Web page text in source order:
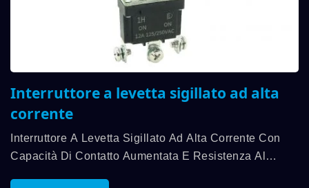
Interruttore a levetta sigillato ad alta
corrente
Interruttore A Levetta Sigillato Ad Alta Corrente Con
Capacità Di Contatto Aumentata E Resistenza Al